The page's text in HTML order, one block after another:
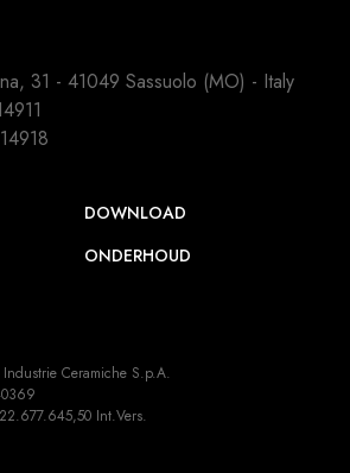
31 - 41049 Sassuolo (MO) - Italy
DOWNLOAD
ONDERHOUD
Ceramiche S.p.A.
Int.Vers.